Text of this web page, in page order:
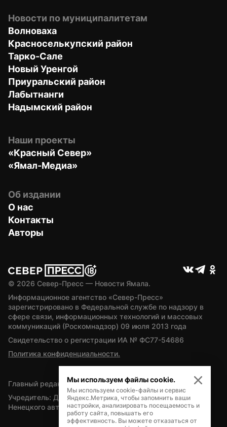
Новости по муниципалитетам
Волноваха
Красноселькупский район
Тарко-Сале
Новый Уренгой
Приуральский район
Лабытнанги
Надымский район
Наши проекты
«Красный Север»
«Ямал-Медиа»
Об издании
О нас
Контакты
Авторы
© 2026 Север-Пресс — Новости Ямала.
Информационное агентство «Север-Пресс»
зарегистрировано в Федеральной службе по надзору в
сфере связи, информационных технологий и массовых
коммуникаций (Роскомнадзор) 09 июля 2013 года
Свидетельство о регистрации ИА № ФС77-54686
Политика конфиденциальности.
Главный редактор — А.Л. Поздеев
Учредитель: Департамент внутренней политики Ямало-
Ненецкого автономного округа
Мы используем файлы cookie.
Мы используем cookie-файлы и сервис
Яндекс.Метрика, чтобы запомнить ваши
настройки, анализировать посещаемость и
работу сайта, повышать его
эффективность. Вы можете отказаться от